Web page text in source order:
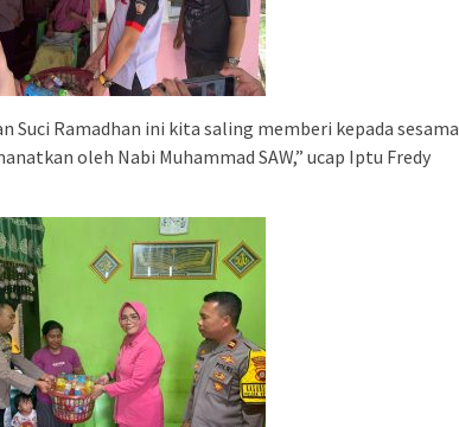
Suci Ramadhan ini kita saling memberi kepada sesama
oleh Nabi Muhammad SAW,” ucap Iptu Fredy